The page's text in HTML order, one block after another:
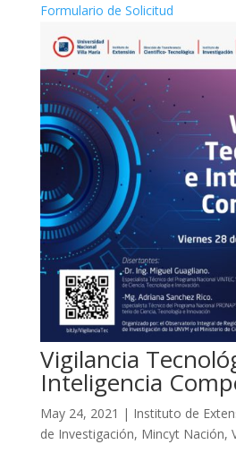
Formulario de Solicitud
Vigilancia
Inteligencia
May 24, 2021 | Instituto de
de Investigación, Mincyt Nación,